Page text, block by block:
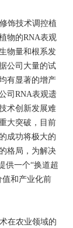
物的RNA表观
物量和根系发
公司大量的试
有显著的增产
司RNA表观遗
术创新发展难
大突破，目前
成功将极大的
格局，为解决
供一个“换道超
值和产业化前